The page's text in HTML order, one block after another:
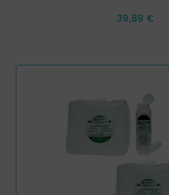
Prix
39,89 €